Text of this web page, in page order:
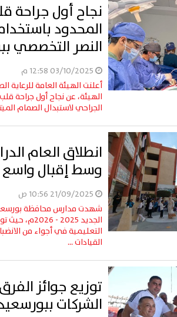
نجاح أول جراحة
المحدود
النصر التخصصي
أعلنت الهيئة العامة للرعاية
الهيئة، عن نجاح أول جراحة
الجراحي لاستبدال الصمام
انطلاق العام
وسط إقبال واسع
شهدت مدارس محافظة
الجديد 2025
التعليمية في أجواء من
القيادات ...
توزيع جوائز
الشركات